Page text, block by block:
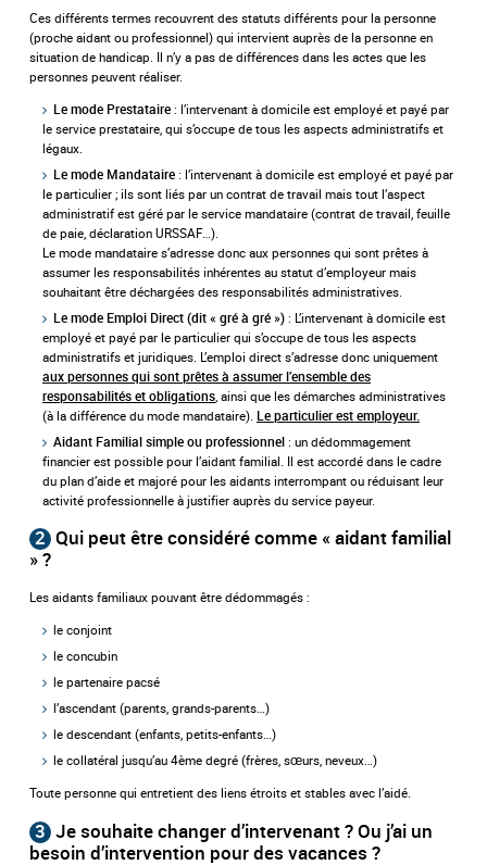
Ces différents termes recouvrent des statuts différents pour la personne
(proche aidant ou professionnel) qui intervient auprès de la personne en
situation de handicap. Il n’y a pas de différences dans les actes que les
personnes peuvent réaliser.
Le mode Prestataire : l’intervenant à domicile est employé et payé par
le service prestataire, qui s’occupe de tous les aspects administratifs et
légaux.
Le mode Mandataire : l’intervenant à domicile est employé et payé par
le particulier ; ils sont liés par un contrat de travail mais tout l’aspect
administratif est géré par le service mandataire (contrat de travail, feuille
de paie, déclaration URSSAF…).
Le mode mandataire s’adresse donc aux personnes qui sont prêtes à
assumer les responsabilités inhérentes au statut d’employeur mais
souhaitant être déchargées des responsabilités administratives.
Le mode Emploi Direct (dit « gré à gré ») : L’intervenant à domicile est
employé et payé par le particulier qui s’occupe de tous les aspects
administratifs et juridiques. L’emploi direct s’adresse donc uniquement
aux personnes qui sont prêtes à assumer l’ensemble des
responsabilités et obligations , ainsi que les démarches administratives
(à la différence du mode mandataire). Le particulier est employeur.
Aidant Familial simple ou professionnel : un dédommagement
financier est possible pour l’aidant familial. Il est accordé dans le cadre
du plan d’aide et majoré pour les aidants interrompant ou réduisant leur
activité professionnelle à justifier auprès du service payeur.
2 Qui peut être considéré comme « aidant familial
» ?
Les aidants familiaux pouvant être dédommagés :
le conjoint
le concubin
le partenaire pacsé
l’ascendant (parents, grands-parents…)
le descendant (enfants, petits-enfants…)
le collatéral jusqu’au 4ème degré (frères, sœurs, neveux…)
Toute personne qui entretient des liens étroits et stables avec l’aidé.
3 Je souhaite changer d’intervenant ? Ou j’ai un
besoin d’intervention pour des vacances ?